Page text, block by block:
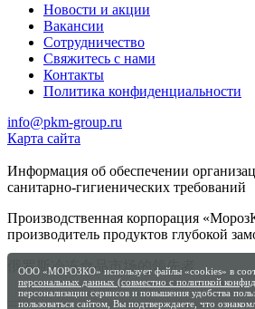
Новости и акции
Вакансии
Сотрудничество
Свяжитесь с нами
Контакты
Политика конфиденциальности
info@pkm-group.ru
Карта сайта
Информация об обеспечении
санитарно-гигиенических требований
Производственная корпорация
производитель продуктов глубокой
俄罗斯冷冻食品市场的领先者
ООО «МОРОЗКО» использует файлы «cookies» в
персональных данных (совместно с политикой
персонализации сервисов и повышения удобства
пользоваться сайтом, Вы подтверждаете, что